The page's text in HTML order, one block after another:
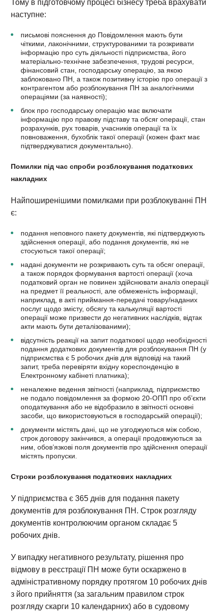
Тому в підготовчому процесі бізнесу треба врахувати
наступне:
письмові пояснення до Повідомлення мають бути
чіткими, лаконічними, структурованими та розкривати
інформацію про суть діяльності підприємства, його
матеріально-технічне забезпечення, трудові ресурси,
фінансовий стан, господарську операцію, за якою
заблоковано ПН, а також позитивну історію про операції з
контрагентом або розблокування ПН за аналогічними
операціями (за наявності);
блок про господарську операцію має включати
інформацію про правову підставу та обсяг операції, стан
розрахунків, рух товарів, учасників операції та їх
повноваження, бухоблік такої операції (кожен факт має
підтверджуватися документально).
Помилки під час спроби розблокування податкових
накладних
Найпоширенішими помилками при розблокуванні ПН
є:
подання неповного пакету документів, які підтверджують
здійснення операції, або подання документів, які не
стосуються такої операції;
надані документи не розкривають суть та обсяг операції,
а також порядок формування вартості операції (хоча
податковий орган не повинен здійснювати аналіз операції
на предмет її реальності, але обмеженість інформації,
наприклад, в акті приймання-передачі товару/наданих
послуг щодо змісту, обсягу та калькуляції вартості
операції може призвести до негативних наслідків, відтак
акти мають бути деталізованими);
відсутність реакції на запит податкової щодо необхідності
подання додаткових документів для розблокування ПН (у
підприємства є 5 робочих днів для відповіді на такий
запит, треба перевіряти вхідну кореспонденцію в
Електронному кабінеті платника);
неналежне ведення звітності (наприклад, підприємство
не подало повідомлення за формою 20-ОПП про об’єкти
оподаткування або не відобразило в звітності основні
засоби, що використовуються в господарській операції);
документи містять дані, що не узгоджуються між собою,
строк договору закінчився, а операції продовжуються за
ним, обов’язкові поля документів про здійснення операції
містять пропуски.
Строки розблокування податкових накладних
У підприємства є 365 днів для подання пакету
документів для розблокування ПН. Строк розгляду
документів контролюючим органом складає 5
робочих днів.
У випадку негативного результату, рішення про
відмову в реєстрації ПН може бути оскаржено в
адміністративному порядку протягом 10 робочих днів
з його прийняття (за загальним правилом строк
розгляду скарги 10 календарних) або в судовому